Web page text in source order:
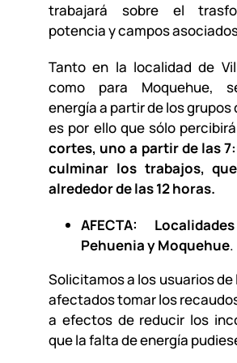
trabajará sobre el
potencia y campos
Tanto en la localidad de
como para Moquehue,
energía a partir de los grupos
es por ello que sólo percibirá
cortes, uno a partir de las
culminar los trabajos,
alrededor de las 12 horas.
AFECTA:
Pehuenia y Moquehue.
Solicitamos a los usuarios
afectados tomar los
a efectos de reducir los
que la falta de energía